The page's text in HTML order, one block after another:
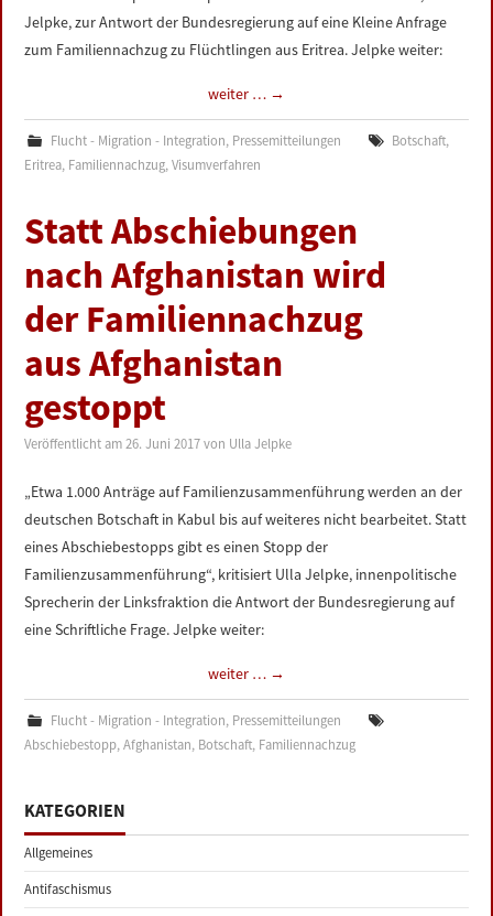
Jelpke, zur Antwort der Bundesregierung auf eine Kleine Anfrage
zum Familiennachzug zu Flüchtlingen aus Eritrea. Jelpke weiter:
weiter … →
Flucht - Migration - Integration, Pressemitteilungen Botschaft,
Eritrea, Familiennachzug,Visumverfahren
Statt Abschiebungen
nach Afghanistan wird
der Familiennachzug
aus Afghanistan
gestoppt
Veröffentlicht am26. Juni 2017 von Ulla Jelpke
„Etwa 1.000 Anträge auf Familienzusammenführung werden an der
deutschen Botschaft in Kabul bis auf weiteres nicht bearbeitet. Statt
eines Abschiebestopps gibt es einen Stopp der
Familienzusammenführung“, kritisiert Ulla Jelpke, innenpolitische
Sprecherin der Linksfraktion die Antwort der Bundesregierung auf
eine Schriftliche Frage. Jelpke weiter:
weiter … →
Flucht - Migration - Integration, Pressemitteilungen
Abschiebestopp,Afghanistan, Botschaft, Familiennachzug
KATEGORIEN
Allgemeines
Antifaschismus